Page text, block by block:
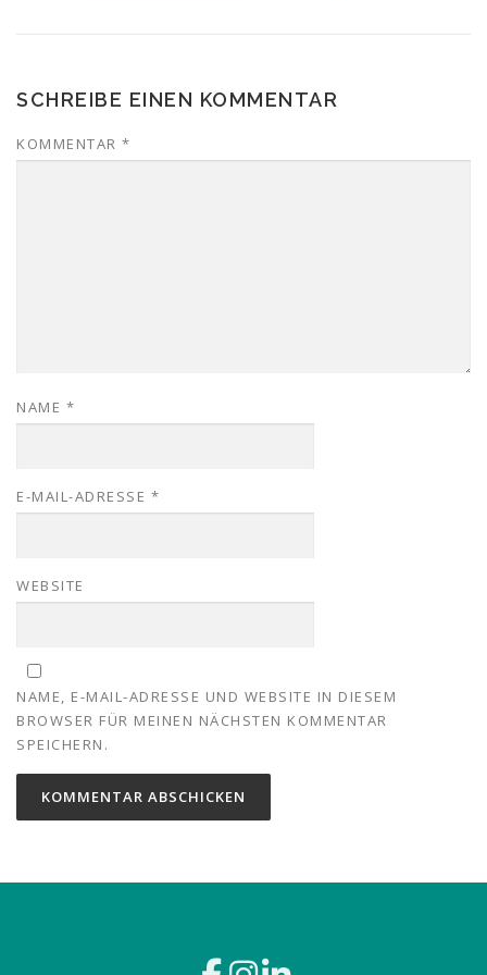
SCHREIBE EINEN KOMMENTAR
KOMMENTAR *
NAME *
E-MAIL-ADRESSE *
WEBSITE
NAME, E-MAIL-ADRESSE UND WEBSITE IN DIESEM
BROWSER FÜR MEINEN NÄCHSTEN KOMMENTAR
SPEICHERN.